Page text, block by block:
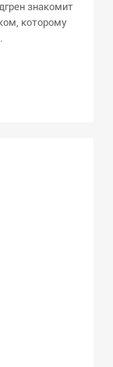
знакомит
которому